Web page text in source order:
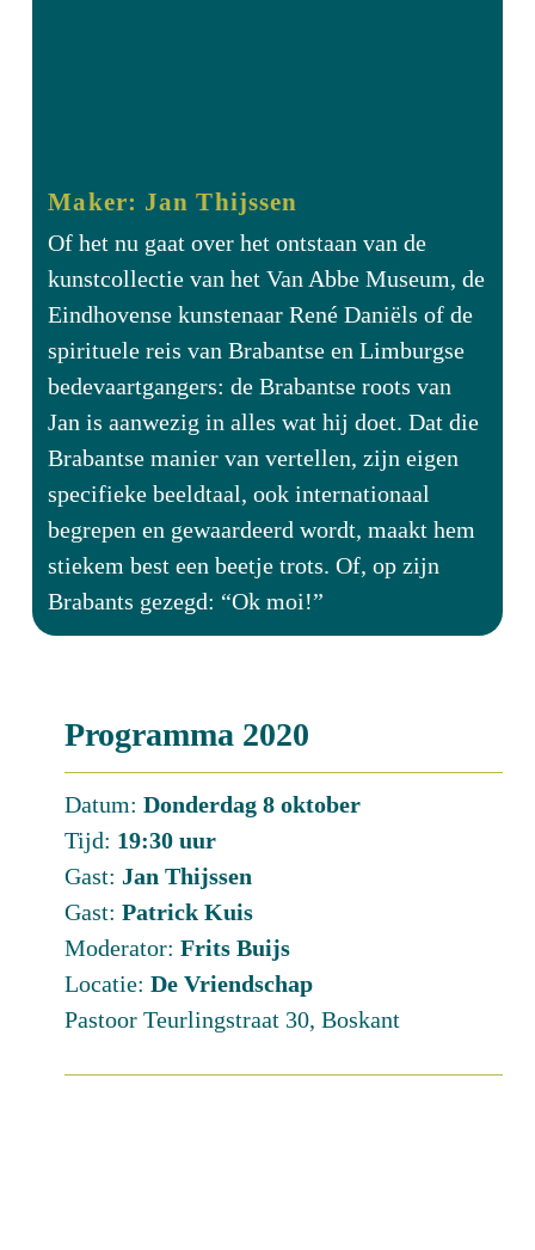
Maker: Jan Thijssen
Of het nu gaat over het ontstaan van de
kunstcollectie van het Van Abbe Museum, de
Eindhovense kunstenaar René Daniëls of de
spirituele reis van Brabantse en Limburgse
bedevaartgangers: de Brabantse roots van
Jan is aanwezig in alles wat hij doet. Dat die
Brabantse manier van vertellen, zijn eigen
specifieke beeldtaal, ook internationaal
begrepen en gewaardeerd wordt, maakt hem
stiekem best een beetje trots. Of, op zijn
Brabants gezegd: “Ok moi!”
Programma 2020
Datum: Donderdag 8 oktober
Tijd: 19:30 uur
Gast: Jan Thijssen
Gast: Patrick Kuis
Moderator: Frits Buijs
Locatie: De Vriendschap
Pastoor Teurlingstraat 30, Boskant